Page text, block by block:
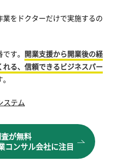
をドクターだけで実施するの
す。 開業支援から開業後の経
る、信頼できるビジネスパー
ステム
が無料
コンサル会社に注目